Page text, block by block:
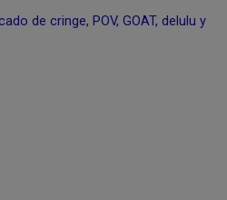
de cringe, POV, GOAT, delulu y